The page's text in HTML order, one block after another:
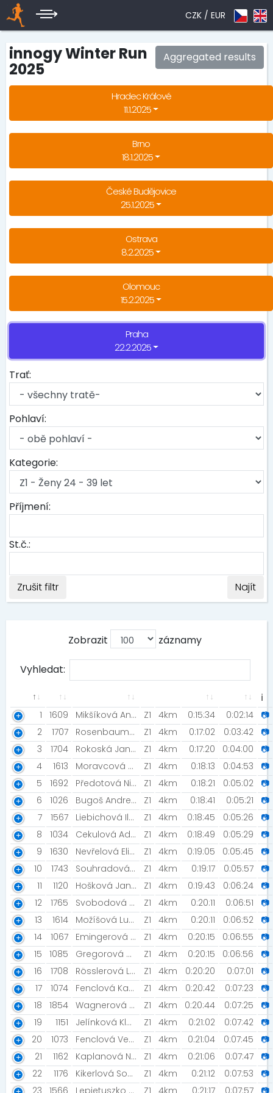
CZK / EUR
Aggregated results
innogy Winter Run
2025
Hradec Králové
11.1.2025
Brno
18.1.2025
České Budějovice
25.1.2025
Ostrava
8.2.2025
Olomouc
15.2.2025
Praha
22.2.2025
Trať:
Pohlaví:
Kategorie:
Příjmení:
St.č.:
Zrušit filtr Najít
Zobrazit záznamy
Vyhledat:
ℹ
1
1609 Mikšíková Aneta [MIZUNO TEAM] Z1 4km 0:15:34 0:02:14
📷
2
1707 Rosenbaumová Eliška [Rozběháme Česko] Z1 4km 0:17:02 0:03:42
📷
3
1704 Rokoská Jana [FVeZy] Z1 4km 0:17:20 0:04:00
📷
4
1613 Moravcová Zuzana Z1 4km 0:18:13 0:04:53
📷
5
1692 Předotová Nikola [MIZUNO TEAM] Z1 4km 0:18:21 0:05:02
📷
6
1026 Bugoš Andrea Z1 4km 0:18:41 0:05:21
📷
7
1567 Liebichová Ilona Z1 4km 0:18:45 0:05:26
📷
8
1034 Cekulová Adéla [Night Run Team] Z1 4km 0:18:49 0:05:29
📷
9
1630 Nevřelová Eliška Z1 4km 0:19:05 0:05:45
📷
10
1743 Souhradová Eva [To jsou oni!] Z1 4km 0:19:17 0:05:57
📷
11
1120 Hošková Jana [MIZUNO TEAM ] Z1 4km 0:19:43 0:06:24
📷
12
1765 Svobodová Katerina Z1 4km 0:20:11 0:06:51
📷
13
1614 Možíšová Lucie Z1 4km 0:20:11 0:06:52
📷
14
1067 Emingerová Kateřina [ NIGHT RUN TEAM/ MIZUNO TEAM] Z1 4km 0:20:15 0:06:55
📷
15
1085 Gregorová Martina [MIZUNO TEAM] Z1 4km 0:20:15 0:06:56
📷
16
1708 Rösslerová Lucie Z1 4km 0:20:20 0:07:01
📷
17
1074 Fenclová Kateřina Z1 4km 0:20:42 0:07:23
📷
18
1854 Wagnerová Marie [Kraslice] Z1 4km 0:20:44 0:07:25
📷
19
1151 Jelínková Klára Z1 4km 0:21:02 0:07:42
📷
20
1073 Fenclová Veronika Z1 4km 0:21:04 0:07:45
📷
21
1162 Kaplanová Nikola Z1 4km 0:21:06 0:07:47
📷
22
1176 Kikerlová Soňa [Rock Point - Kempaři] Z1 4km 0:21:12 0:07:53
📷
23
1566 Lepietuszko Dorota Z1 4km 0:21:17 0:07:57 📷